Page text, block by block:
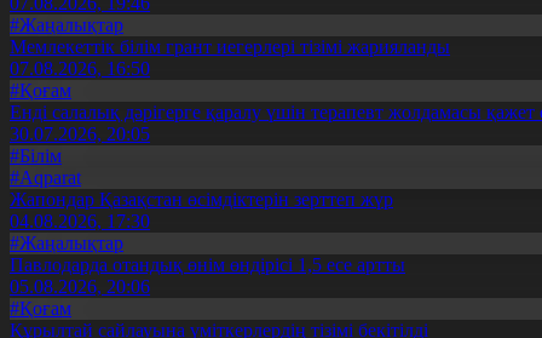
#Жаңалықтар
Мемлекеттік білім грант иегерлері тізімі жарияланды
07.08.2026, 16:50
#Қоғам
Енді салалық дәрігерге қаралу үшін терапевт жолдамасы қажет
30.07.2026, 20:05
#Білім
#Aqparat
Жапондар Қазақстан өсімдіктерін зерттеп жүр
04.08.2026, 17:30
#Жаңалықтар
Павлодарда отандық өнім өндірісі 1,5 есе артты
05.08.2026, 20:06
#Қоғам
Құрылтай сайлауына үміткерлердің тізімі бекітілді